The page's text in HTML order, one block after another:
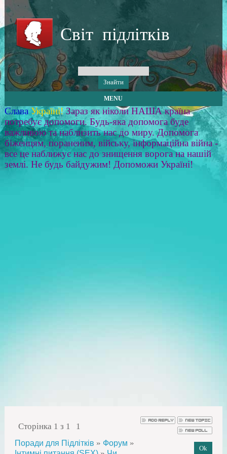
Світ підлітків
MENU
Слава Україні! Зараз як ніколи НАША країна
потребує допомоги. Будь-яка допомога буде
важливою та наблизить нас до миру. Допомога
біженцям, пораненим, війську, інформаційна війна -
все це наближує нас до знищення ворога на нашій
землі. Не будь байдужим! Допоможи Україні!
Сторінка 1 з 1 1
Поради для Підлітків » Форум »